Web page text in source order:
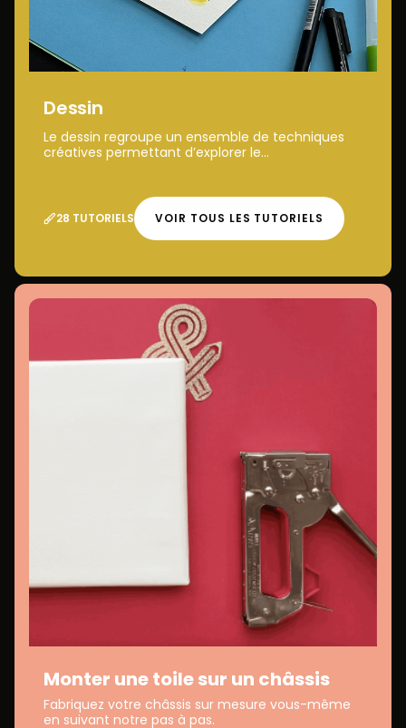
Dessin
Le dessin regroupe un ensemble de techniques
créatives permettant d’explorer le...
28 TUTORIELS VOIR TOUS LES TUTORIELS
Monter une toile sur un châssis
Fabriquez votre châssis sur mesure vous-même
en suivant notre pas à pas.